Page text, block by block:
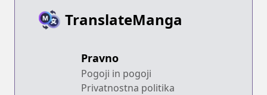
TranslateManga
Pravno
Pogoji in pogoji
Privatnostna politika